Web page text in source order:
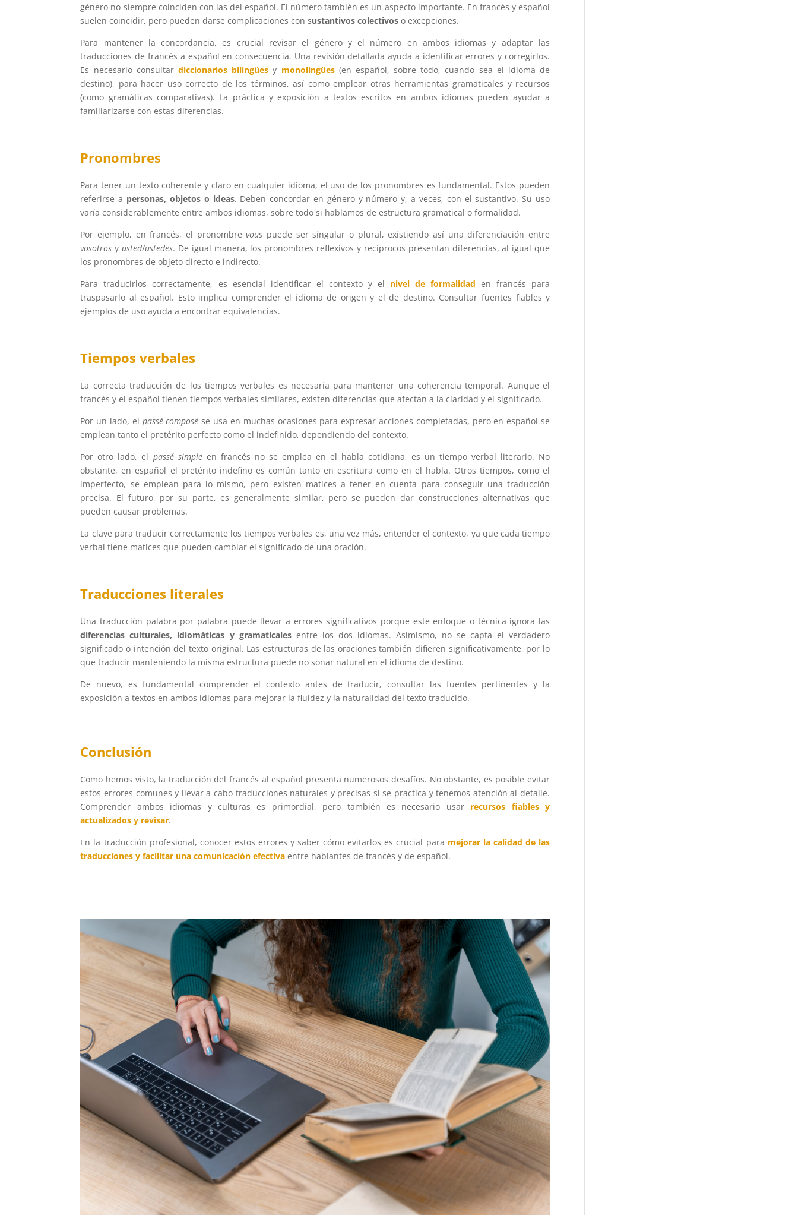
género no siempre coinciden con las del español. El número también es un aspecto importante. En francés y español
suelen coincidir, pero pueden darse complicaciones con sustantivos colectivos o excepciones.
Para mantener la concordancia, es crucial revisar el género y el número en ambos idiomas y adaptar las
traducciones de francés a español en consecuencia. Una revisión detallada ayuda a identificar errores y corregirlos.
Es necesario consultar diccionarios bilingües y monolingües (en español, sobre todo, cuando sea el idioma de
destino), para hacer uso correcto de los términos, así como emplear otras herramientas gramaticales y recursos
(como gramáticas comparativas). La práctica y exposición a textos escritos en ambos idiomas pueden ayudar a
familiarizarse con estas diferencias.
Pronombres
Para tener un texto coherente y claro en cualquier idioma, el uso de los pronombres es fundamental. Estos pueden
referirse a personas, objetos o ideas. Deben concordar en género y número y, a veces, con el sustantivo. Su uso
varía considerablemente entre ambos idiomas, sobre todo si hablamos de estructura gramatical o formalidad.
Por ejemplo, en francés, el pronombrevous puede ser singular o plural, existiendo así una diferenciación entre
vosotros yusted/ustedes. De igual manera, los pronombres reflexivos y recíprocos presentan diferencias, al igual que
los pronombres de objeto directo e indirecto.
Para traducirlos correctamente, es esencial identificar el contexto y el nivel de formalidad en francés para
traspasarlo al español. Esto implica comprender el idioma de origen y el de destino. Consultar fuentes fiables y
ejemplos de uso ayuda a encontrar equivalencias.
Tiempos verbales
La correcta traducción de los tiempos verbales es necesaria para mantener una coherencia temporal. Aunque el
francés y el español tienen tiempos verbales similares, existen diferencias que afectan a la claridad y el significado.
Por un lado, el passé composé se usa en muchas ocasiones para expresar acciones completadas, pero en español se
emplean tanto el pretérito perfecto como el indefinido, dependiendo del contexto.
Por otro lado, el passé simpleen francés no se emplea en el habla cotidiana, es un tiempo verbal literario. No
obstante, en español el pretérito indefino es común tanto en escritura como en el habla. Otros tiempos, como el
imperfecto, se emplean para lo mismo, pero existen matices a tener en cuenta para conseguir una traducción
precisa. El futuro, por su parte, es generalmente similar, pero se pueden dar construcciones alternativas que
pueden causar problemas.
La clave para traducir correctamente los tiempos verbales es, una vez más, entender el contexto, ya que cada tiempo
verbal tiene matices que pueden cambiar el significado de una oración.
Traducciones literales
Una traducción palabra por palabra puede llevar a errores significativos porque este enfoque o técnica ignora las
diferencias culturales, idiomáticas y gramaticalesentre los dos idiomas. Asimismo, no se capta el verdadero
significado o intención del texto original. Las estructuras de las oraciones también difieren significativamente, por lo
que traducir manteniendo la misma estructura puede no sonar natural en el idioma de destino.
De nuevo, es fundamental comprender el contexto antes de traducir, consultar las fuentes pertinentes y la
exposición a textos en ambos idiomas para mejorar la fluidez y la naturalidad del texto traducido.
Conclusión
Como hemos visto, la traducción del francés al español presenta numerosos desafíos. No obstante, es posible evitar
estos errores comunes y llevar a cabo traducciones naturales y precisas si se practica y tenemos atención al detalle.
Comprender ambos idiomas y culturas es primordial, pero también es necesario usar recursos fiables y
actualizados y revisar.
En la traducción profesional, conocer estos errores y saber cómo evitarlos es crucial para mejorar la calidad de las
traducciones y facilitar una comunicación efectiva entre hablantes de francés y de español.